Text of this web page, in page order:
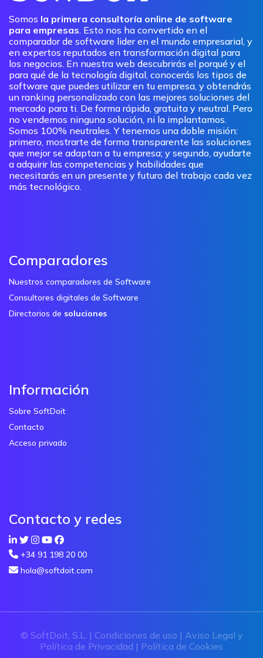
Somos la primera consultoría online de software
para empresas. Esto nos ha convertido en el
comparador de software lider en el mundo empresarial, y
en expertos reputados en transformación digital para
los negocios. En nuestra web descubrirás el porqué y el
para qué de la tecnología digital, conocerás los tipos de
software que puedes utilizar en tu empresa, y obtendrás
un ranking personalizado con las mejores soluciones del
mercado para ti. De forma rápida, gratuita y neutral. Pero
no vendemos ninguna solución, ni la implantamos.
Somos 100% neutrales. Y tenemos una doble misión:
primero, mostrarte de forma transparente las soluciones
que mejor se adaptan a tu empresa; y segundo, ayudarte
a adquirir las competencias y habilidades que
necesitarás en un presente y futuro del trabajo cada vez
más tecnológico.
Comparadores
Nuestros comparadores de Software
Consultores digitales de Software
Directorios de soluciones
Información
Sobre SoftDoit
Contacto
Acceso privado
Contacto y redes
+34 91 198 20 00
hola@softdoit.com
© SoftDoit, S.L. | Condiciones de uso | Aviso Legal y
Política de Privacidad | Política de Cookies